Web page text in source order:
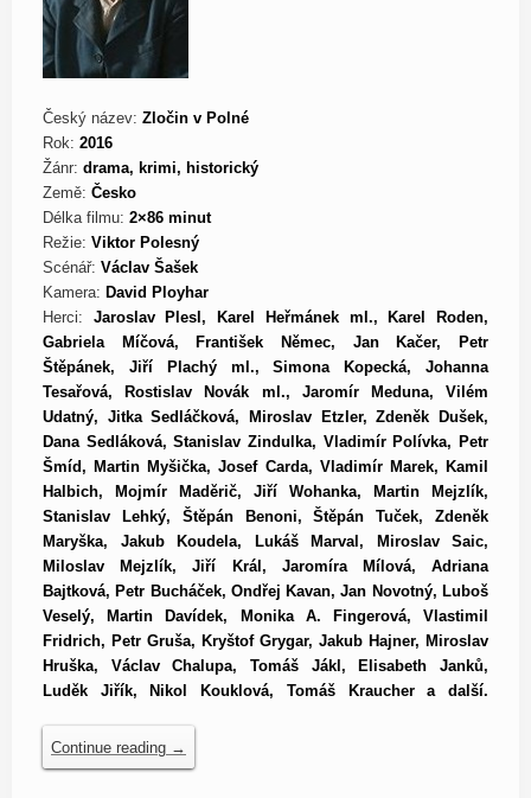
Český název: Zločin v Polné
Rok: 2016
Žánr: drama, krimi, historický
Země: Česko
Délka filmu: 2×86 minut
Režie: Viktor Polesný
Scénář: Václav Šašek
Kamera: David Ployhar
Herci: Jaroslav Plesl, Karel Heřmánek ml., Karel Roden,
Gabriela Míčová, František Němec, Jan Kačer, Petr
Štěpánek, Jiří Plachý ml., Simona Kopecká, Johanna
Tesařová, Rostislav Novák ml., Jaromír Meduna, Vilém
Udatný, Jitka Sedláčková, Miroslav Etzler, Zdeněk Dušek,
Dana Sedláková, Stanislav Zindulka, Vladimír Polívka, Petr
Šmíd, Martin Myšička, Josef Carda, Vladimír Marek, Kamil
Halbich, Mojmír Maděrič, Jiří Wohanka, Martin Mejzlík,
Stanislav Lehký, Štěpán Benoni, Štěpán Tuček, Zdeněk
Maryška, Jakub Koudela, Lukáš Marval, Miroslav Saic,
Miloslav Mejzlík, Jiří Král, Jaromíra Mílová, Adriana
Bajtková, Petr Bucháček, Ondřej Kavan, Jan Novotný, Luboš
Veselý, Martin Davídek, Monika A. Fingerová, Vlastimil
Fridrich, Petr Gruša, Kryštof Grygar, Jakub Hajner, Miroslav
Hruška, Václav Chalupa, Tomáš Jákl, Elisabeth Janků,
Luděk Jiřík, Nikol Kouklová, Tomáš Kraucher a další.
Continue reading →